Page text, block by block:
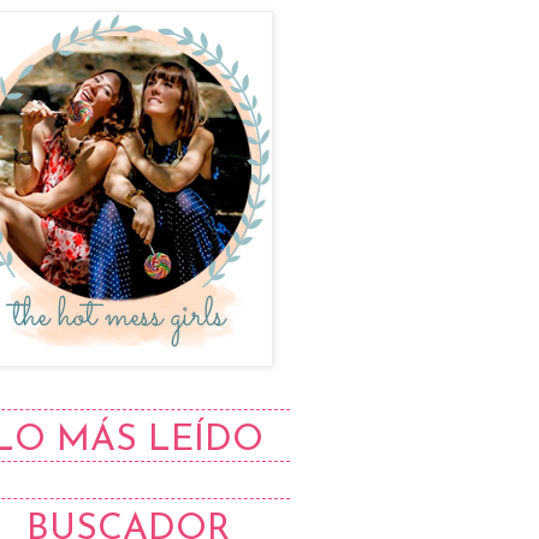
MÁS LEÍDO
BUSCADOR